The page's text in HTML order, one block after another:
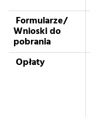
Formularze/
Wnioski do
pobrania
Opłaty